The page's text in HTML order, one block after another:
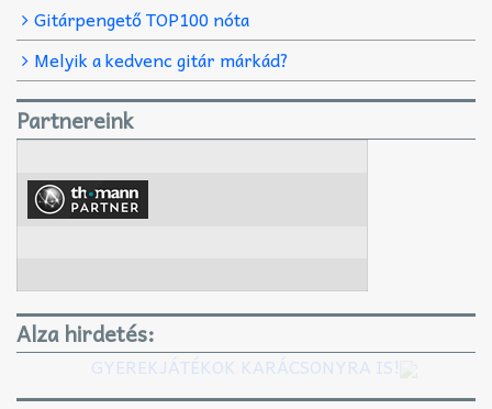
Gitárpengető TOP100 nóta
Melyik a kedvenc gitár márkád?
Partnereink
Alza hirdetés:
GYEREKJÁTÉKOK KARÁCSONYRA IS!